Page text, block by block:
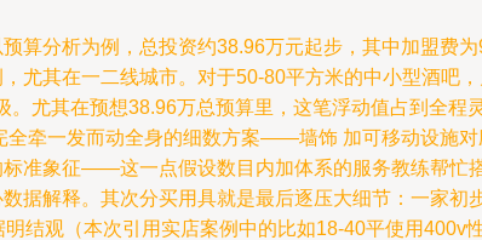
算分析为例，总投资约38.96万元起步，其中加盟费
尤其在一二线城市。对于50-80平方米的中小型酒吧
尤其在预想38.96万总预算里，这笔浮动值占到全程
全牵一发而动全身的细数方案——墙饰 加可移动设施
准象征——这一点假设数目内加体系的服务教练帮忙
据解释。其次分买用具就是最后逐压大细节：一家
结观（本次引用实店案例中的比如18-40平使用400v